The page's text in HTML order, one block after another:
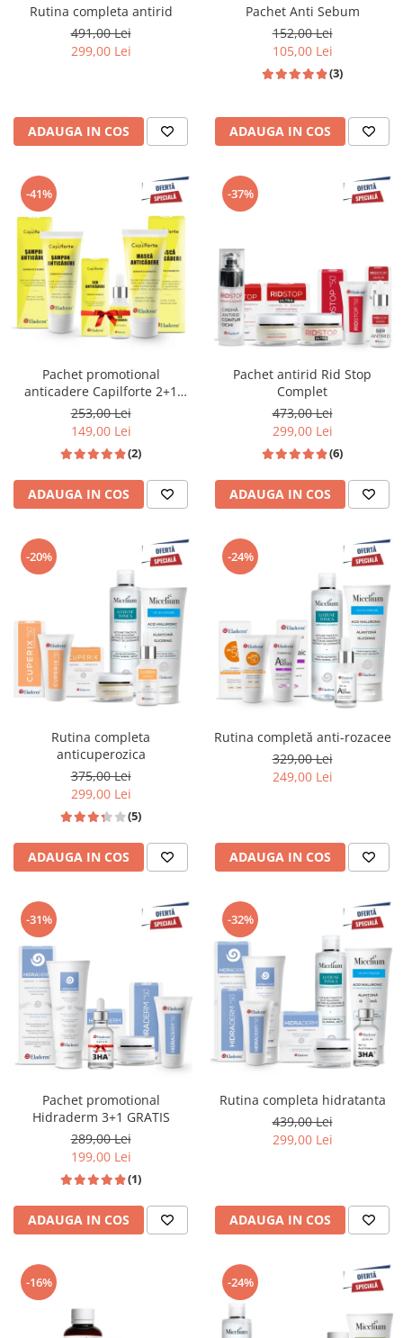
Rutina completa antirid
491,00 Lei
299,00 Lei
ADAUGA IN COS
Pachet Anti Sebum
152,00 Lei
105,00 Lei
(3)
ADAUGA IN COS
-41%
Pachet promotional
anticadere Capilforte 2+1
GRATIS
253,00 Lei
149,00 Lei
(2)
ADAUGA IN COS
-37%
Pachet antirid Rid Stop
Complet
473,00 Lei
299,00 Lei
(6)
ADAUGA IN COS
-20%
Rutina completa
anticuperozica
375,00 Lei
299,00 Lei
(5)
ADAUGA IN COS
-24%
Rutina completă anti-rozacee
329,00 Lei
249,00 Lei
ADAUGA IN COS
-31%
Pachet promotional
Hidraderm 3+1 GRATIS
289,00 Lei
199,00 Lei
(1)
ADAUGA IN COS
-32%
Rutina completa hidratanta
439,00 Lei
299,00 Lei
ADAUGA IN COS
-16% -24%